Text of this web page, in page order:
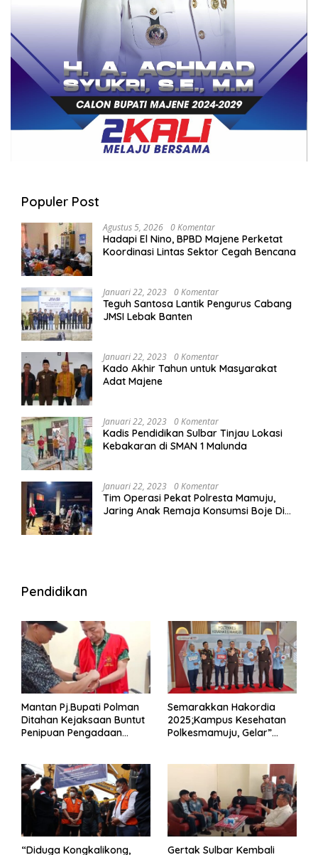
Populer Post
Agustus 5, 2026 0 Komentar
Hadapi El Nino, BPBD Majene Perketat
Koordinasi Lintas Sektor Cegah Bencana
Januari 22, 2023 0 Komentar
Teguh Santosa Lantik Pengurus Cabang
JMSI Lebak Banten
Januari 22, 2023 0 Komentar
Kado Akhir Tahun untuk Masyarakat
Adat Majene
Januari 22, 2023 0 Komentar
Kadis Pendidikan Sulbar Tinjau Lokasi
Kebakaran di SMAN 1 Malunda
Januari 22, 2023 0 Komentar
Tim Operasi Pekat Polresta Mamuju,
Jaring Anak Remaja Konsumsi Boje Di
Pendidikan
Mantan Pj.Bupati Polman
Ditahan Kejaksaan Buntut
Penipuan Pengadaan
Semarakkan Hakordia
2025;Kampus Kesehatan
Polkesmamuju, Gelar”
“Diduga Kongkalikong, Gertak Sulbar Kembali